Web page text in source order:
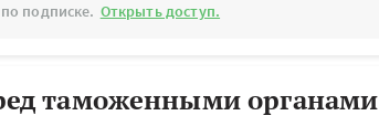
подписке. Открыть доступ.
таможенными органами